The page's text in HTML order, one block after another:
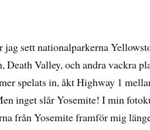
jag sett nationalparkerna
Death Valley, och andra vackra
spelats in, åkt Highway 1
inget slår Yosemite! I min
från Yosemite framför mig